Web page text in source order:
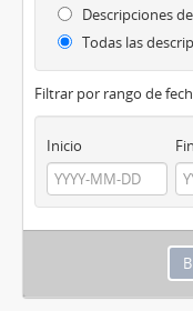
Descripciones
Todas las
Filtrar por rango de
Inicio Fin